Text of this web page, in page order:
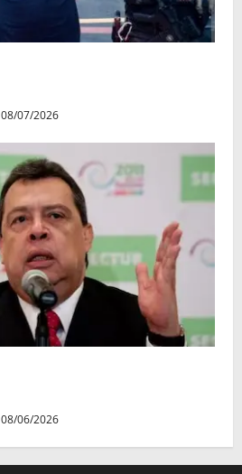
08/07/2026
08/06/2026